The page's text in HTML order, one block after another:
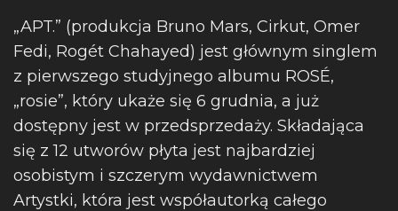
„APT.” (produkcja Bruno Mars, Cirkut, Omer
Fedi, Rogét Chahayed) jest głównym singlem
z pierwszego studyjnego albumu ROSÉ,
„rosie”, który ukaże się 6 grudnia, a już
dostępny jest w przedsprzedaży. Składająca
się z 12 utworów płyta jest najbardziej
osobistym i szczerym wydawnictwem
Artystki, która jest współautorką całego